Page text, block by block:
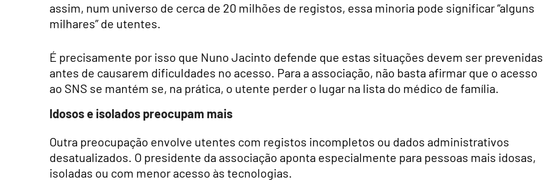
assim, num universo de cerca de 20 milhões de registos, essa minoria pode significar “alguns
milhares” de utentes.
É precisamente por isso que Nuno Jacinto defende que estas situações devem ser prevenidas
antes de causarem dificuldades no acesso. Para a associação, não basta afirmar que o acesso
ao SNS se mantém se, na prática, o utente perder o lugar na lista do médico de família.
Idosos e isolados preocupam mais
Outra preocupação envolve utentes com registos incompletos ou dados administrativos
desatualizados. O presidente da associação aponta especialmente para pessoas mais idosas,
isoladas ou com menor acesso às tecnologias.